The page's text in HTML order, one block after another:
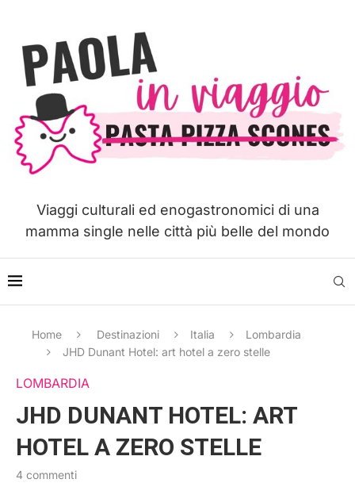
Viaggi culturali ed enogastronomici di una
mamma single nelle città più belle del mondo
Home Destinazioni Italia
Lombardia
JHD Dunant Hotel: art hotel a zero stelle
LOMBARDIA
JHD DUNANT HOTEL: ART
HOTEL A ZERO STELLE
4 commenti